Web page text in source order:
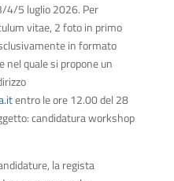
4/5 luglio 2026. Per
vitae, 2 foto in primo
in formato
nel quale si propone un
entro le ore 12.00 del 28
candidatura workshop
la regista